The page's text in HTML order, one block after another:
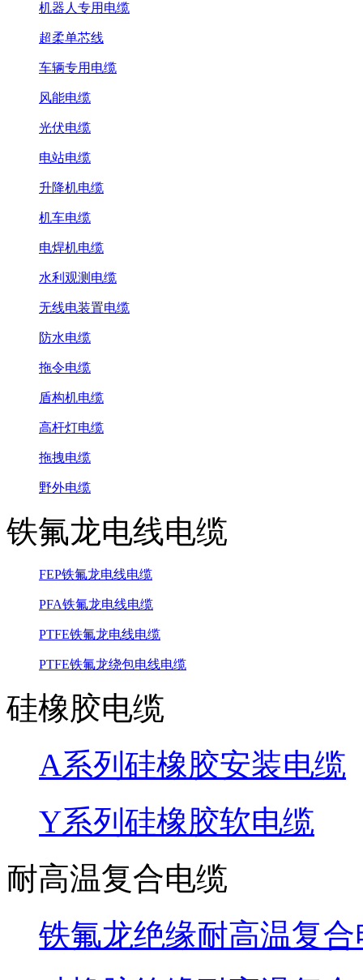
机器人专用电缆
超柔单芯线
车辆专用电缆
风能电缆
光伏电缆
电站电缆
升降机电缆
机车电缆
电焊机电缆
水利观测电缆
无线电装置电缆
防水电缆
拖令电缆
盾构机电缆
高杆灯电缆
拖拽电缆
野外电缆
铁氟龙电线电缆
FEP铁氟龙电线电缆
PFA铁氟龙电线电缆
PTFE铁氟龙电线电缆
PTFE铁氟龙绕包电线电缆
硅橡胶电缆
A系列硅橡胶安装电缆
Y系列硅橡胶软电缆
耐高温复合电缆
铁氟龙绝缘耐高温复合